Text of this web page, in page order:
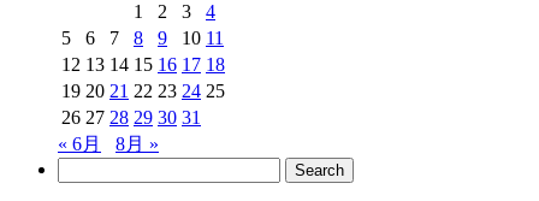
ブ
1
2 3
4
5
6 7 8 9 10 11
12 13 14 15 16 17 18
19 20 21 22 23 24 25
26 27 28 29 30 31
« 6月
8月 »